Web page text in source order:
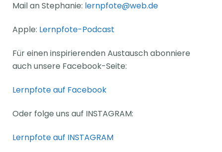
Mail an Stephanie: lernpfote@web.de
Apple: Lernpfote-Podcast
Für einen inspirierenden Austausch abonniere
auch unsere Facebook-Seite:
Lernpfote auf Facebook
Oder folge uns auf INSTAGRAM:
Lernpfote auf INSTAGRAM